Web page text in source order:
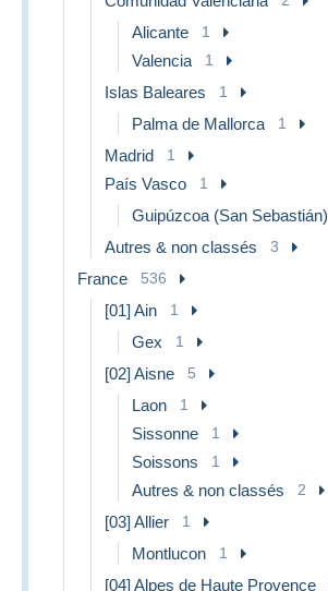
Alicante 1
Valencia 1
Islas Baleares 1
Palma de Mallorca 1
Madrid 1
País Vasco 1
Guipúzcoa (San Sebastián)
Autres & non classés 3
France 536
[01] Ain 1
Gex 1
[02] Aisne 5
Laon 1
Sissonne 1
Soissons 1
Autres & non classés 2
[03] Allier 1
Montlucon 1
[04] Alpes de Haute Provence